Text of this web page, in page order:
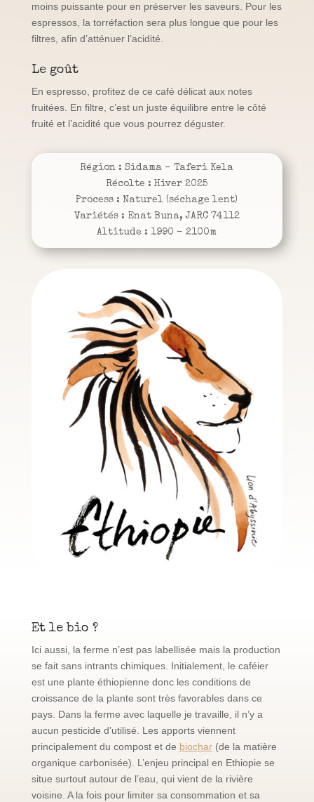
moins puissante pour en préserver les saveurs. Pour les
espressos, la torréfaction sera plus longue que pour les
filtres, afin d’atténuer l’acidité.
Le goût
En espresso, profitez de ce café délicat aux notes
fruitées. En filtre, c’est un juste équilibre entre le côté
fruité et l’acidité que vous pourrez déguster.
Région : Sidama – Taferi Kela
Récolte : Hiver 2025
Process : Naturel (séchage lent)
Variétés : Enat Buna, JARC 74112
Altitude : 1990 – 2100m
Et le bio ?
Ici aussi, la ferme n’est pas labellisée mais la production
se fait sans intrants chimiques. Initialement, le caféier
est une plante éthiopienne donc les conditions de
croissance de la plante sont très favorables dans ce
pays. Dans la ferme avec laquelle je travaille, il n’y a
aucun pesticide d’utilisé. Les apports viennent
principalement du compost et de biochar(de la matière
organique carbonisée). L’enjeu principal en Ethiopie se
situe surtout autour de l’eau, qui vient de la rivière
voisine. A la fois pour limiter sa consommation et sa